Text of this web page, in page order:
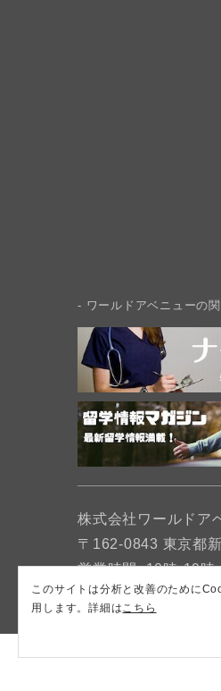
このサイトは分析と改善のために
用します。詳細は こちら
- ワールドアベニューの
株式会社ワールドア
〒162-0843 東京都
営業時間: 10時-19時
会社情報 採用情報 条件
Copyright(c) World Avenue